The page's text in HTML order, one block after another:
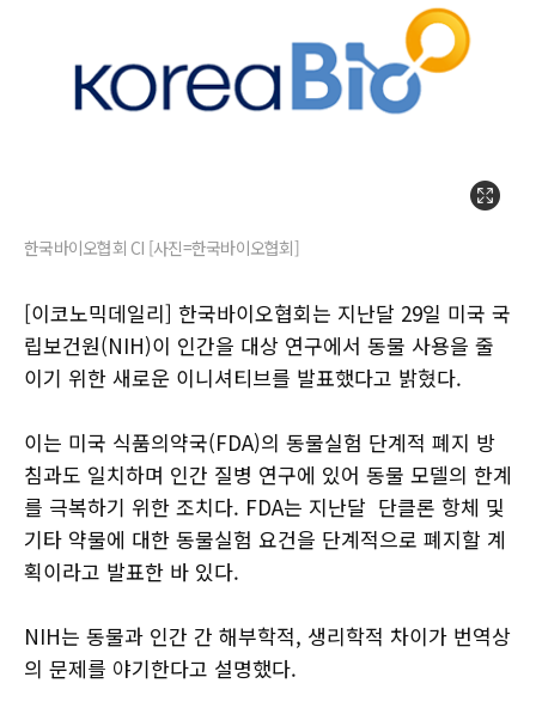
한국바이오협회 CI [사진=한국바이오협회]
[이코노믹데일리] 한국바이오협회는 지난달 29일 미국 국
립보건원(NIH)이 인간을 대상 연구에서 동물 사용을 줄
이기 위한 새로운 이니셔티브를 발표했다고 밝혔다.
이는 미국 식품의약국(FDA)의 동물실험 단계적 폐지 방
침과도 일치하며 인간 질병 연구에 있어 동물 모델의 한계
를 극복하기 위한 조치다. FDA는 지난달 단클론 항체 및
기타 약물에 대한 동물실험 요건을 단계적으로 폐지할 계
획이라고 발표한 바 있다.
NIH는 동물과 인간 간 해부학적, 생리학적 차이가 번역상
의 문제를 야기한다고 설명했다.